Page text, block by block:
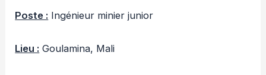
Poste : Ingénieur minier junior
Lieu : Goulamina, Mali